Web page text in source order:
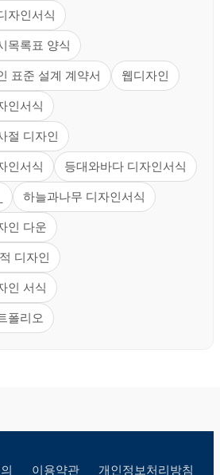
자인서식
목록표 양식
표준 설계 계약서 웹디자인
인서식
절 디자인
인서식 등대와바다 디자인서식
하늘과나무 디자인서식
인 다운
디자인
인 서식
폴리오
이용약관 개인정보처리방침